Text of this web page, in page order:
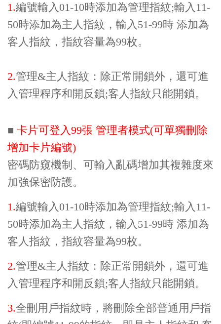
1.編號輸入01-10時添加為管理指紋;輸入11-
50時添加為主人指紋，輸入51-99時 添加為
客人指紋，指紋容量為99枚。
2.管理&主人指紋：除正常開鎖外，還可進
入管理程序和開反鎖;客人指紋只能開鎖。
■ 卡片可登入99張 管理者模式(可單獨刪除
增加卡片編號)
密碼防窺機制、可輸入亂碼增加其複雜度來
加強保密防護。
1.編號輸入01-10時添加為管理指紋;輸入11-
50時添加為主人指紋，輸入51-99時 添加為
客人指紋，指紋容量為99枚。
2.管理&主人指紋：除正常開鎖外，還可進
入管理程序和開反鎖;客人指紋只能開鎖。
3.全刪用戶指紋時，將刪除全部普通用戶指